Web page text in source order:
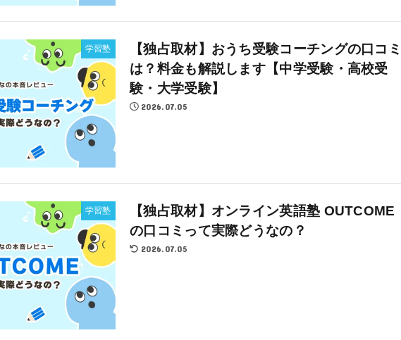
学習塾
【独占取材】おうち受験コーチングの口コミ
は？料金も解説します【中学受験・高校受
験・大学受験】
2026.07.05
学習塾
【独占取材】オンライン英語塾 OUTCOME
の口コミって実際どうなの？
2026.07.05